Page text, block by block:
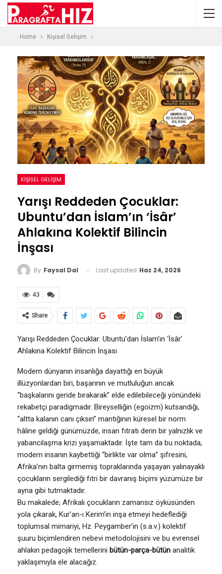
Home Kişisel Gelişim
KIŞISEL GELIŞIM
Yarışı Reddeden Çocuklar:
Ubuntu’dan İslam’ın ‘İsâr’
Ahlakına Kolektif Bilincin
İnşası
By Faysal Dal Last updated Haz 24, 2026
43
Share
Yarışı Reddeden Çocuklar: Ubuntu’dan İslam’ın ‘İsâr’
Ahlakına Kolektif Bilincin İnşası
Modern dünyanın insanlığa dayattığı en büyük
illüzyonlardan biri, başarının ve mutluluğun ancak
“başkalarını geride bırakarak” elde edilebileceği yönündeki
rekabetçi paradigmadır. Bireyselliğin (egoizm) kutsandığı,
“altta kalanın canı çıksın” mantığının küresel bir norm
hâline geldiği günümüzde, insan fıtratı derin bir yalnızlık ve
yabancılaşma krizi yaşamaktadır. İşte tam da bu noktada,
modern insanın kaybettiği “birlikte var olma” şifresini,
Afrika’nın balta girmemiş topraklarında yaşayan yalınayaklı
çocukların sergilediği fıtri bir davranış biçimi yüzümüze bir
ayna gibi tutmaktadır.
Bu makalede; Afrikalı çocukların zamansız öyküsünden
yola çıkarak, Kur’an-ı Kerim’in inşa etmeyi hedeflediği
toplumsal mimariyi, Hz. Peygamber’in (s.a.v.) kolektif
şuuru biçimlendiren nebevi metodolojisini ve bu evrensel
ahlakın pedagojik temellerini bütün-parça-bütün analitik
yaklaşımıyla ele alacağız.